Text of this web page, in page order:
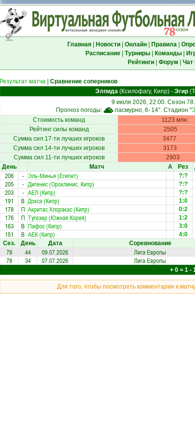
Главная| Новости| Онлайн| Правила|
Расписание| Турниры| Команды|
Рейтинги| Форум Чат|
Результат матча
Сравнение соперников
Элпида(Ксилофагу, Кипр)- Эгир
9 июля 2026, 22:00. Сезон
Прогноз погоды:
пасмурно, 6- 14°. Стадион "
Стоимость команд
1123 млн.
Рейтинг силы команд
2505
Сумма сил 17-ти лучших игроков
3477
Сумма сил 14-ти лучших игроков
3173
Сумма сил 11-ти лучших игроков
2903
День
Матч А Рез
206 - Эль-Минья (Египет) ?:?
205 - Дигенис (Ороклинис, Кипр) ?:?
203 - АЕЛ (Кипр) ?:?
191 В Докса (Кипр) 1:0
178 П Акритас Хлоракас (Кипр) 0:2
176 П Тугезер (Южная Корея) 1:2
163 В Пафос (Кипр) 3:0
151 В АЕК (Кипр) 4:0
Сез.
День Дата Соревнование
78 44 09.07.2026 Лига Европы
78 34 07.07.2026 Лига Европы
+ 0 = 1
Для того, чтобы посмотреть комментарии к